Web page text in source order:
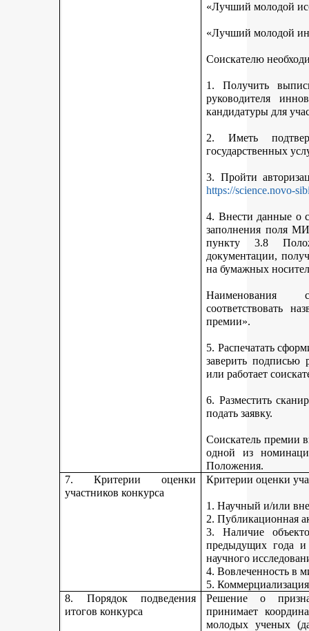
«Лучший молодой
«Лучший молодой
Соискателю
1. Получить
руководителя
кандидатуры для
2. Иметь
государственных
3. Пройти
https://science.novo-
4. Внести данные о
заполнения поля
пункту 3.8
документации,
на бумажных
Наименования
соответствовать
премии».
5. Распечатать
заверить подписью
или работает
6. Разместить
подать заявку.
Соискатель премии
одной из
Положения.
7. Критерии оценки
участников конкурса
Критерии оценки
1. Научный и/или
2. Публикационная
3. Наличие
предыдущих года
научного
4. Вовлеченность в
5.
8. Порядок подведения
итогов конкурса
Решение о
принимает
молодых ученых